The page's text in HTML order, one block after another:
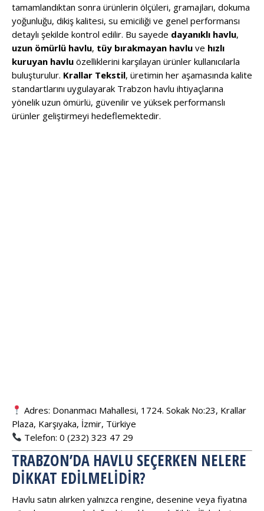
tamamlandıktan sonra ürünlerin ölçüleri, gramajları, dokuma
yoğunluğu, dikiş kalitesi, su emiciliği ve genel performansı
detaylı şekilde kontrol edilir. Bu sayede dayanıklı havlu,
uzun ömürlü havlu, tüy bırakmayan havlu ve hızlı
kuruyan havlu özelliklerini karşılayan ürünler kullanıcılarla
buluşturulur. Krallar Tekstil, üretimin her aşamasında kalite
standartlarını uygulayarak Trabzon havlu ihtiyaçlarına
yönelik uzun ömürlü, güvenilir ve yüksek performanslı
ürünler geliştirmeyi hedeflemektedir.
Adres: Donanmacı Mahallesi, 1724. Sokak No:23, Krallar
Plaza, Karşıyaka, İzmir, Türkiye
Telefon: 0 (232) 323 47 29
TRABZON’DA HAVLU SEÇERKEN NELERE
DIKKAT EDILMELIDIR?
Havlu satın alırken yalnızca rengine, desenine veya fiyatına